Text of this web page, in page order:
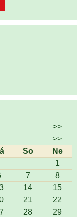
>>
>>
So
Ne
1
7
8
14
15
21
22
28
29